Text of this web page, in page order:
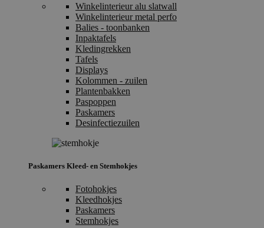
Winkelinterieur alu slatwall
Winkelinterieur metal perfo
Balies - toonbanken
Inpaktafels
Kledingrekken
Tafels
Displays
Kolommen - zuilen
Plantenbakken
Paspoppen
Paskamers
Desinfectiezuilen
Paskamers Kleed- en Stemhokjes
Fotohokjes
Kleedhokjes
Paskamers
Stemhokjes